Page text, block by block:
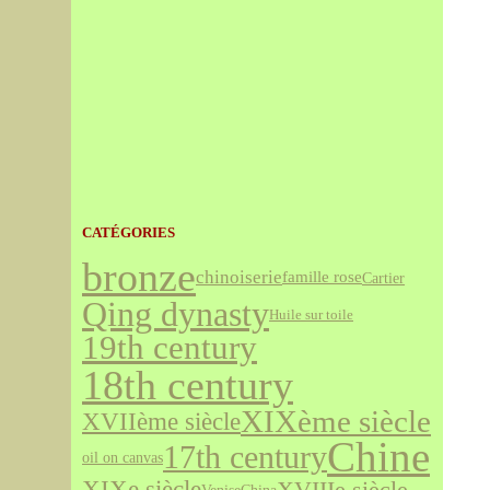
CATÉGORIES
bronzechinoiseriefamille roseCartier
Qing dynastyHuile sur toile
19th century
18th century
XVIIème siècleXIXème siècle
oil on canvas17th centuryChine